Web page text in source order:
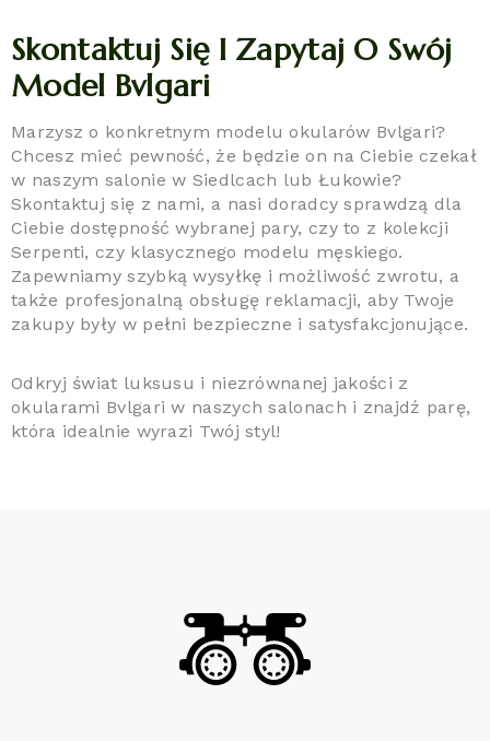
Skontaktuj Się I Zapytaj O Swój
Model Bvlgari
Marzysz o konkretnym modelu okularów Bvlgari?
Chcesz mieć pewność, że będzie on na Ciebie czekał
w naszym salonie w Siedlcach lub Łukowie?
Skontaktuj się z nami, a nasi doradcy sprawdzą dla
Ciebie dostępność wybranej pary, czy to z kolekcji
Serpenti, czy klasycznego modelu męskiego.
Zapewniamy szybką wysyłkę i możliwość zwrotu, a
także profesjonalną obsługę reklamacji, aby Twoje
zakupy były w pełni bezpieczne i satysfakcjonujące.
Odkryj świat luksusu i niezrównanej jakości z
okularami Bvlgari w naszych salonach i znajdź parę,
która idealnie wyrazi Twój styl!